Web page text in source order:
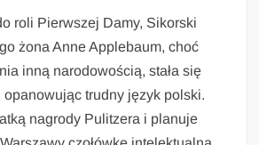
roli Pierwszej Damy, Sikorski
żona Anne Applebaum, choć
inną narodowością, stała się
opanowując trudny język polski.
nagrody Pulitzera i planuje